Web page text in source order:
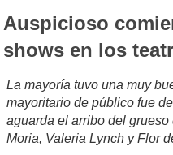
Auspicioso
shows en los
La mayoría tuvo una muy
mayoritario de público fue
aguarda el arribo del
Moria, Valeria Lynch y Flor